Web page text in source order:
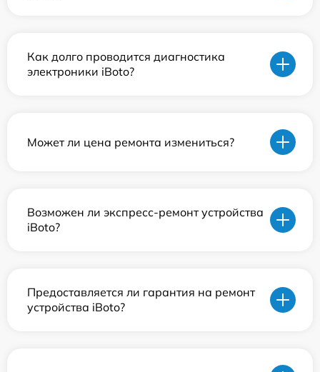
Как долго проводится диагностика
электроники iBoto?
Может ли цена ремонта измениться?
Возможен ли экспресс-ремонт устройства
iBoto?
Предоставляется ли гарантия на ремонт
устройства iBoto?